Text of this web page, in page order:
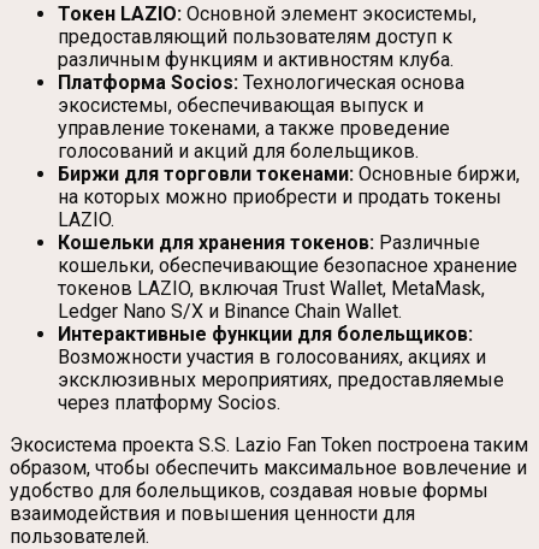
Токен LAZIO: Основной элемент экосистемы,
предоставляющий пользователям доступ к
различным функциям и активностям клуба.
Платформа Socios: Технологическая основа
экосистемы, обеспечивающая выпуск и
управление токенами, а также проведение
голосований и акций для болельщиков.
Биржи для торговли токенами: Основные биржи,
на которых можно приобрести и продать токены
LAZIO.
Кошельки для хранения токенов: Различные
кошельки, обеспечивающие безопасное хранение
токенов LAZIO, включая Trust Wallet, MetaMask,
Ledger Nano S/X и Binance Chain Wallet.
Интерактивные функции для болельщиков:
Возможности участия в голосованиях, акциях и
эксклюзивных мероприятиях, предоставляемые
через платформу Socios.
Экосистема проекта S.S. Lazio Fan Token построена таким
образом, чтобы обеспечить максимальное вовлечение и
удобство для болельщиков, создавая новые формы
взаимодействия и повышения ценности для
пользователей.